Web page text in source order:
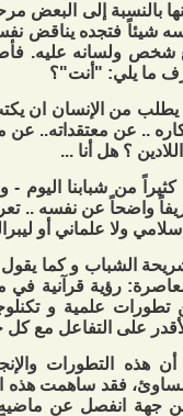
بالنسبة إلى البعض
شيئاً فتجده يناقض
شخص ولسانه عليه.
ما يلي: "أنت"؟
يطلب من الإنسان ان
.. عن معتقداته.. عن
اللادين ؟ هل أنا ...
كثيراً من شبابنا اليوم
واضحاً عن نفسه ..
إسلامي ولا علماني أو
الشباب و كما يقول
رؤية قرآنية في
تطورات علمية و
على التفاعل مع كل
أن هذه التطورات
فقد ساهمت هذه
جهة انفصل عن ماضيه،